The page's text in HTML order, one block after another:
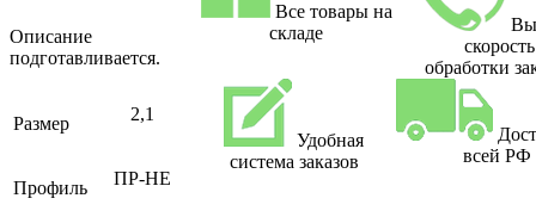
Описание
подготавливается.
Размер 2,1
Профиль ПР-НЕ
Все товары на
складе
скорость
обработки
Удобная
система заказов
всей РФ